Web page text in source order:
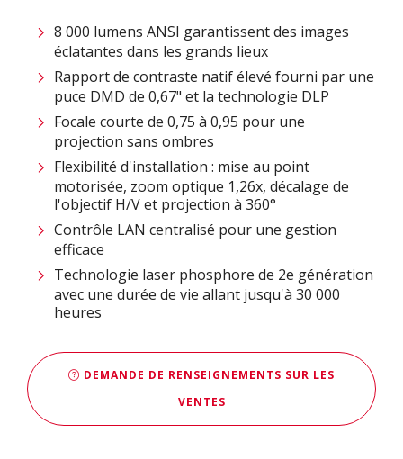
8 000 lumens ANSI garantissent des images
éclatantes dans les grands lieux
Rapport de contraste natif élevé fourni par une
puce DMD de 0,67" et la technologie DLP
Focale courte de 0,75 à 0,95 pour une
projection sans ombres
Flexibilité d'installation : mise au point
motorisée, zoom optique 1,26x, décalage de
l'objectif H/V et projection à 360°
Contrôle LAN centralisé pour une gestion
efficace
Technologie laser phosphore de 2e génération
avec une durée de vie allant jusqu'à 30 000
heures
DEMANDE DE RENSEIGNEMENTS SUR LES
VENTES